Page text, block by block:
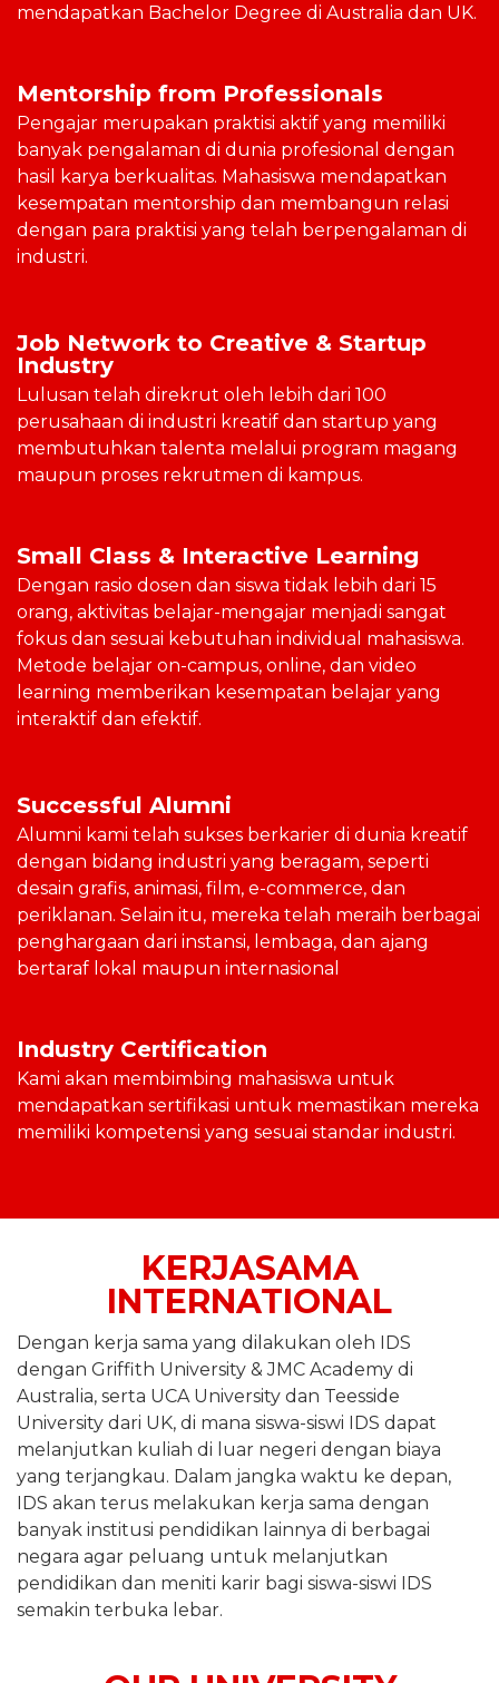
mendapatkan Bachelor Degree di Australia dan UK.
Mentorship from Professionals
Pengajar merupakan praktisi aktif yang memiliki
banyak pengalaman di dunia profesional dengan
hasil karya berkualitas. Mahasiswa mendapatkan
kesempatan mentorship dan membangun relasi
dengan para praktisi yang telah berpengalaman di
industri.
Job Network to Creative & Startup
Industry
Lulusan telah direkrut oleh lebih dari 100
perusahaan di industri kreatif dan startup yang
membutuhkan talenta melalui program magang
maupun proses rekrutmen di kampus.
Small Class & Interactive Learning
Dengan rasio dosen dan siswa tidak lebih dari 15
orang, aktivitas belajar-mengajar menjadi sangat
fokus dan sesuai kebutuhan individual mahasiswa.
Metode belajar on-campus, online, dan video
learning memberikan kesempatan belajar yang
interaktif dan efektif.
Successful Alumni
Alumni kami telah sukses berkarier di dunia kreatif
dengan bidang industri yang beragam, seperti
desain grafis, animasi, film, e-commerce, dan
periklanan. Selain itu, mereka telah meraih berbagai
penghargaan dari instansi, lembaga, dan ajang
bertaraf lokal maupun internasional
Industry Certification
Kami akan membimbing mahasiswa untuk
mendapatkan sertifikasi untuk memastikan mereka
memiliki kompetensi yang sesuai standar industri.
KERJASAMA
INTERNATIONAL
Dengan kerja sama yang dilakukan oleh IDS
dengan Griffith University & JMC Academy di
Australia, serta UCA University dan Teesside
University dari UK, di mana siswa-siswi IDS dapat
melanjutkan kuliah di luar negeri dengan biaya
yang terjangkau. Dalam jangka waktu ke depan,
IDS akan terus melakukan kerja sama dengan
banyak institusi pendidikan lainnya di berbagai
negara agar peluang untuk melanjutkan
pendidikan dan meniti karir bagi siswa-siswi IDS
semakin terbuka lebar.